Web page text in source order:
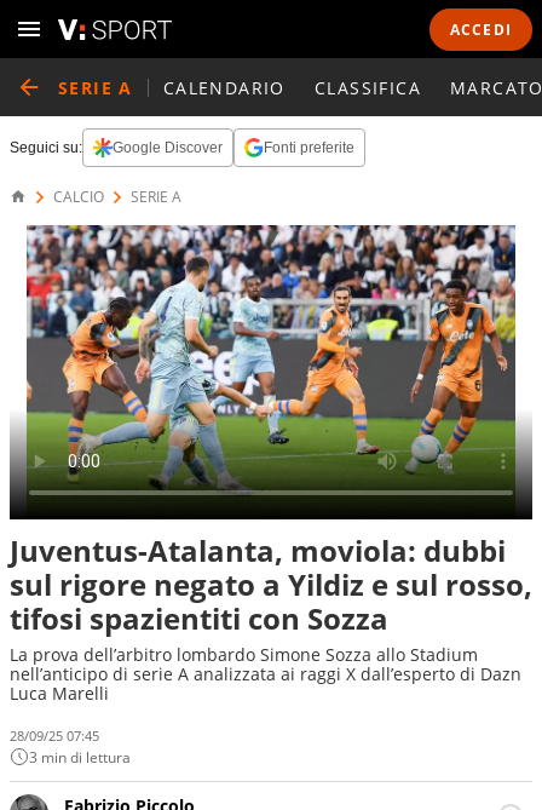
ACCEDI
SERIE A CALENDARIO CLASSIFICA
Seguici su: Google Discover Fonti preferite
CALCIO SERIE A
Juventus-Atalanta, moviola: dubbi
sul rigore negato a Yildiz e sul rosso,
tifosi spazientiti con Sozza
La prova dell’arbitro lombardo Simone Sozza allo Stadium
nell’anticipo di serie A analizzata ai raggi X dall’esperto di Dazn
Luca Marelli
28/09/25 07:45
3 min di lettura